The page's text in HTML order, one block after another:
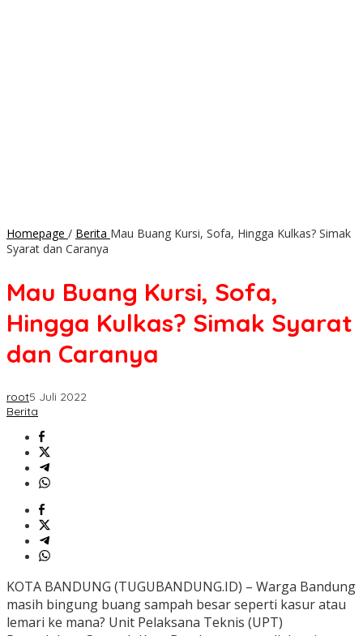
Homepage / Berita Mau Buang Kursi, Sofa, Hingga Kulkas? Simak
Syarat dan Caranya
Mau Buang Kursi, Sofa,
Hingga Kulkas? Simak Syarat
dan Caranya
root5 Juli 2022
Berita
KOTA BANDUNG (TUGUBANDUNG.ID) – Warga Bandung
masih bingung buang sampah besar seperti kasur atau
lemari ke mana? Unit Pelaksana Teknis (UPT)